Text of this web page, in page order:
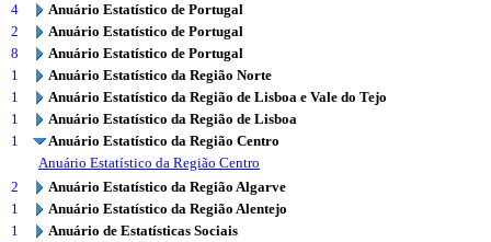
4
Anuário Estatístico de Portugal
2
Anuário Estatístico de Portugal
8
Anuário Estatístico de Portugal
1
Anuário Estatístico da Região Norte
1
Anuário Estatístico da Região de Lisboa e Vale do Tejo
1
Anuário Estatístico da Região de Lisboa
1
Anuário Estatístico da Região Centro
Anuário Estatístico da Região Centro
2
Anuário Estatístico da Região Algarve
1
Anuário Estatístico da Região Alentejo
1
Anuário de Estatísticas Sociais